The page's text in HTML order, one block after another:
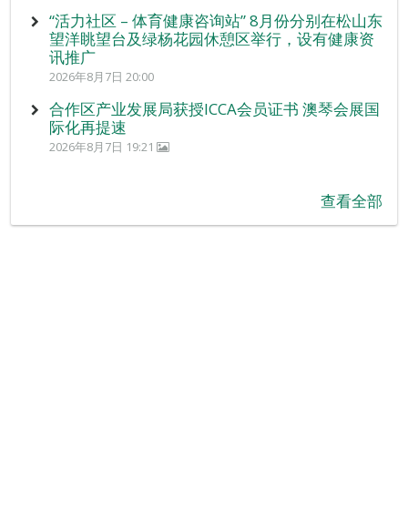
“活力社区 – 体育健康咨询站” 8月份分别在松山东
望洋眺望台及绿杨花园休憩区举行，设有健康资
讯推广
2026年8月7日 20:00
合作区产业发展局获授ICCA会员证书 澳琴会展国
际化再提速
2026年8月7日 19:21
查看全部